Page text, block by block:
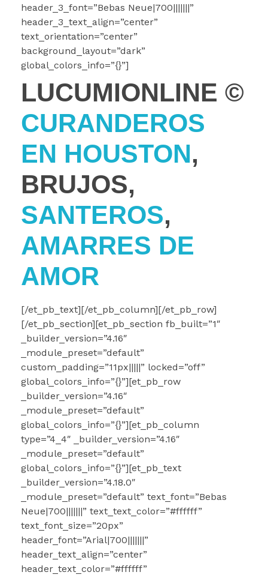
header_3_font=”Bebas Neue|700|||||||”
header_3_text_align=”center”
text_orientation=”center”
background_layout=”dark”
global_colors_info=”{}”]
LUCUMIONLINE ©
CURANDEROS
EN HOUSTON,
BRUJOS,
SANTEROS,
AMARRES DE
AMOR
[/et_pb_text][/et_pb_column][/et_pb_row]
[/et_pb_section][et_pb_section fb_built=”1″
_builder_version=”4.16″
_module_preset=”default”
custom_padding=”11px|||||” locked=”off”
global_colors_info=”{}”][et_pb_row
_builder_version=”4.16″
_module_preset=”default”
global_colors_info=”{}”][et_pb_column
type=”4_4″ _builder_version=”4.16″
_module_preset=”default”
global_colors_info=”{}”][et_pb_text
_builder_version=”4.18.0″
_module_preset=”default” text_font=”Bebas
Neue|700|||||||” text_text_color=”#ffffff”
text_font_size=”20px”
header_font=”Arial|700|||||||”
header_text_align=”center”
header_text_color=”#ffffff”